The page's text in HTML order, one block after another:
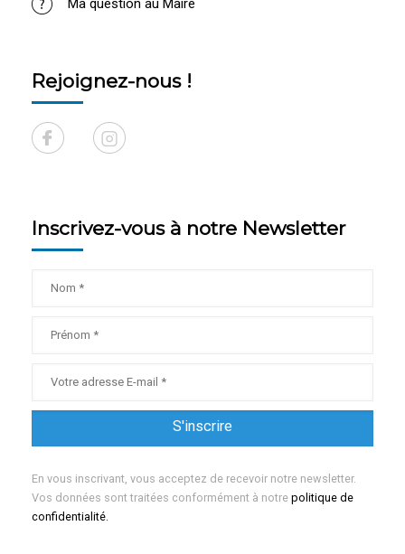
Ma question au Maire
Rejoignez-nous !
Inscrivez-vous à notre Newsletter
En vous inscrivant, vous acceptez de recevoir notre newsletter.
Vos données sont traitées conformément à notre politique de
confidentialité.